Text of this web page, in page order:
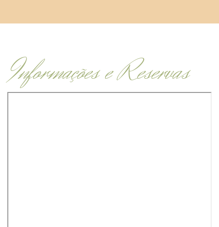
Informações e Reservas